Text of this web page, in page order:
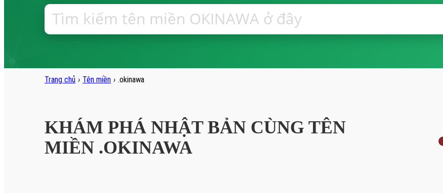
Trang chủ › Tên miền › .okinawa
KHÁM PHÁ NHẬT BẢN CÙNG TÊN
MIỀN .OKINAWA